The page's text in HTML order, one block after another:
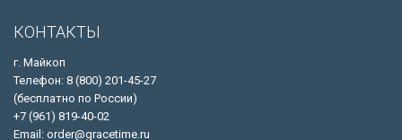
КОНТАКТЫ
г. Майкоп
Телефон: 8 (800) 201-45-27
(бесплатно по России)
+7 (961) 819-40-02
Email: order@gracetime.ru